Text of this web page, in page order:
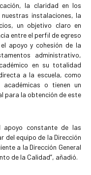
la claridad en los
instalaciones, la
un objetivo claro en
entre el perfil de egreso
apoyo y cohesión de la
administrativo,
en su totalidad
a la escuela, como
académicas o tienen un
para la obtención de este
apoyo constante de las
del equipo de la Dirección
a la Dirección General
de la Calidad”, añadió.